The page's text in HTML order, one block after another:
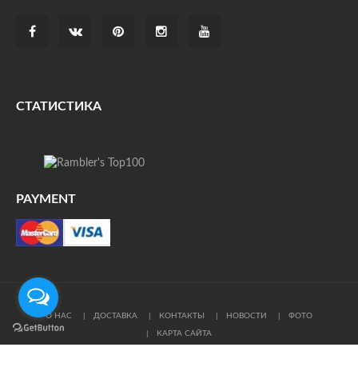
СТАТИСТИКА
PAYMENT
О НАС ДОСТАВКА КОНТАКТЫ НОВОСТИ ФОТО
КАРТА САЙТА